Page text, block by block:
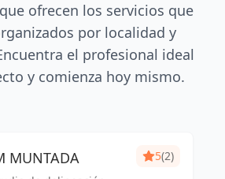
ofrecen los servicios que
por localidad y
el profesional ideal
y comienza hoy mismo.
MUNTADA 5(2)